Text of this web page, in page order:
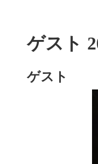
ゲスト
ゲスト